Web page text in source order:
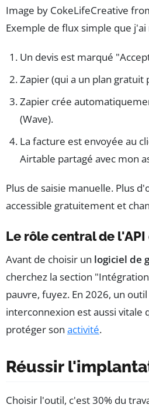
Image by CokeLifeCreative
Exemple de flux simple que j'ai
Un devis est marqué
Zapier (qui a un plan
Zapier crée
(Wave).
La facture est envoyée au
Airtable partagé avec mon
Plus de saisie manuelle. Plus
accessible gratuitement et
Le rôle central de
Avant de choisir un logiciel de
cherchez la section
pauvre, fuyez. En 2026, un
interconnexion est aussi vitale
protéger son activité.
Réussir
Choisir l'outil, c'est 30% du